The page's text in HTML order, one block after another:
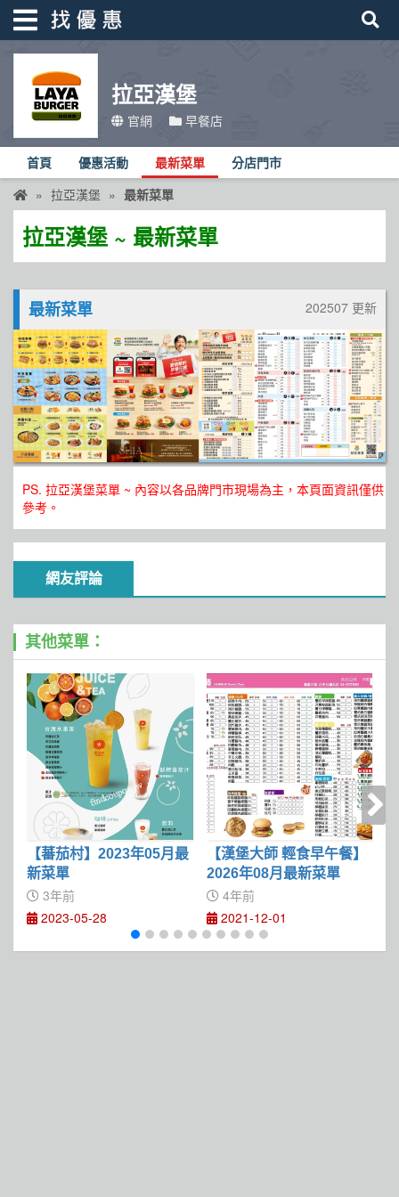
拉亞漢堡
官網 早餐店
首頁 優惠活動 最新菜單 分店門市
拉亞漢堡 最新菜單
拉亞漢堡 ~ 最新菜單
最新菜單 202507 更新
PS. 拉亞漢堡菜單 ~ 內容以各品牌門市現場為主，本頁面資訊僅供
參考。
網友評論
其他菜單：
【蕃茄村】2023年05月最
新菜單
3年前
2023-05-28
【漢堡大師 輕食早午餐】
2026年08月最新菜單
4年前
2021-12-01
找優惠
優惠活動
折價卷
線上DM
品牌總覽